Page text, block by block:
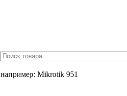
например: Mikrotik 951